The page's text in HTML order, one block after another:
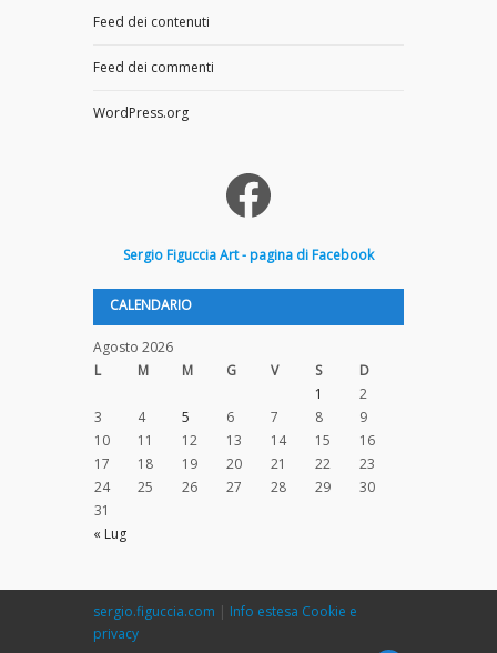
Feed dei contenuti
Feed dei commenti
WordPress.org
Facebook
SergioFigucciaArt - pagina di Facebook
CALENDARIO
Agosto 2026
L
M M G V S
D
1
2
3
4 5 6 7 8
9
10
11 12 13 14 15
16
17
18 19 20 21 22
23
24
25 26 27 28 29
30
31
« Lug
sergio.figuccia.com | Info estesa Cookie e
privacy